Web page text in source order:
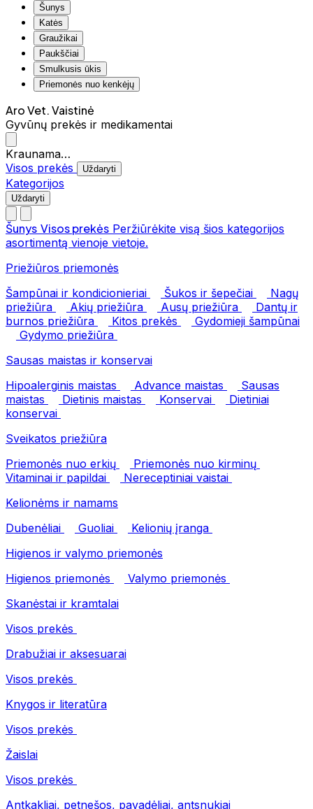
Šunys
Katės
Graužikai
Paukščiai
Smulkusis ūkis
Priemonės nuo kenkėjų
Aro Vet. Vaistinė
Gyvūnų prekės ir medikamentai
Kraunama…
Visos prekės
Uždaryti
Kategorijos
Uždaryti
Šunys Visos prekės Peržiūrėkite visą šios kategorijos
asortimentą vienoje vietoje.
Priežiūros priemonės
Šampūnai ir kondicionieriai
Šukos ir šepečiai
Nagų
priežiūra
Akių priežiūra Ausų priežiūra
Dantų ir
burnos priežiūra
Kitos prekės
Gydomieji šampūnai
Gydymo priežiūra
Sausas maistas ir konservai
Hipoalerginis maistas
Advance maistas
Sausas
maistas
Dietinis maistas Konservai
Dietiniai
konservai
Sveikatos priežiūra
Priemonės nuo erkių
Priemonės nuo kirminų
Vitaminai ir papildai
Nereceptiniai vaistai
Kelionėms ir namams
Dubenėliai
Guoliai
Kelionių įranga
Higienos ir valymo priemonės
Higienos priemonės
Valymo priemonės
Skanėstai ir kramtalai
Visos prekės
Drabužiai ir aksesuarai
Visos prekės
Knygos ir literatūra
Visos prekės
Žaislai
Visos prekės
Antkakliai, petnešos, pavadėliai, antsnukiai